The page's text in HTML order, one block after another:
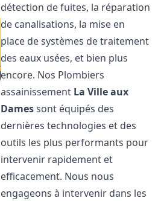
détection de fuites, la réparation
de canalisations, la mise en
place de systèmes de traitement
des eaux usées, et bien plus
encore. Nos Plombiers
assainissement La Ville aux
Damessont équipés des
dernières technologies et des
outils les plus performants pour
intervenir rapidement et
efficacement. Nous nous
engageons à intervenir dans les